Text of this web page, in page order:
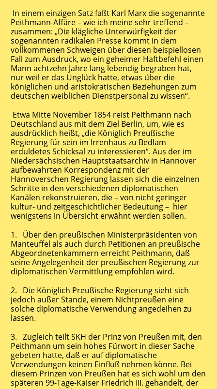
In einem einzigen Satz faßt Karl Marx die sogenannte
Peithmann-Affäre – wie ich meine sehr treffend –
zusammen: „Die klägliche Unterwürfigkeit der
sogenannten radikalen Presse kommt in dem
vollkommenen Schweigen über diesen beispiellosen
Fall zum Ausdruck, wo ein geheimer Haftbefehl einen
Mann achtzehn Jahre lang lebendig begraben hat,
nur weil er das Unglück hatte, etwas über die
königlichen und aristokratischen Beziehungen zum
deutschen weiblichen Dienstpersonal zu wissen“.
Etwa Mitte November 1854 reist Peithmann nach
Deutschland aus mit dem Ziel Berlin, um, wie es
ausdrücklich heißt, „die Königlich Preußische
Regierung für sein im Irrenhaus zu Bedlam
erduldetes Schicksal zu interessieren“. Aus der im
Niedersächsischen Hauptstaatsarchiv in Hannover
aufbewahrten Korrespondenz mit der
Hannoverschen Regierung lassen sich die einzelnen
Schritte in den verschiedenen diplomatischen
Kanälen rekonstruieren, die – von nicht geringer
kultur- und zeitgeschichtlicher Bedeutung – hier
wenigstens in Übersicht erwähnt werden sollen.
1. Über den preußischen Ministerpräsidenten von
Manteuffel als auch durch Petitionen an preußische
Abgeordnetenkammern erreicht Peithmann, daß
seine Angelegenheit der preußischen Regierung zur
diplomatischen Vermittlung empfohlen wird.
2. Die Königlich Preußische Regierung sieht sich
jedoch außer Stande, einem Nichtpreußen eine
solche diplomatische Verwendung angedeihen zu
lassen.
3. Zugleich teilt SKH der Prinz von Preußen mit, den
Peithmann um sein hohes Fürwort in dieser Sache
gebeten hatte, daß er auf diplomatische
Verwendungen keinen Einfluß nehmen könne. Bei
diesem Prinzen von Preußen hat es sich wohl um den
späteren 99-Tage-Kaiser Friedrich III. gehandelt, der